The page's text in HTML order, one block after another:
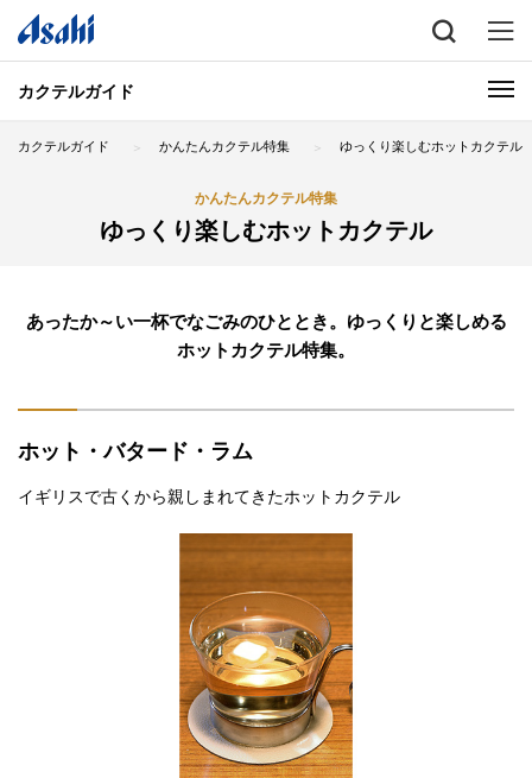
カクテルガイド
カクテルガイド かんたんカクテル特集 ゆっくり楽しむホットカクテル
かんたんカクテル特集
ゆっくり楽しむホットカクテル
あったか～い一杯でなごみのひととき。ゆっくりと楽しめる
ホットカクテル特集。
ホット・バタード・ラム
イギリスで古くから親しまれてきたホットカクテル